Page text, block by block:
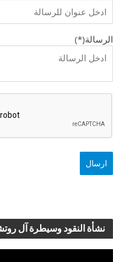
الرسالة(*)
نشأة النقود وسيطرة آل